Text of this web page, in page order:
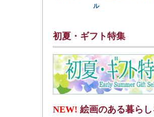
ル
初夏・ギフト特集
NEW! 絵画のある暮らし